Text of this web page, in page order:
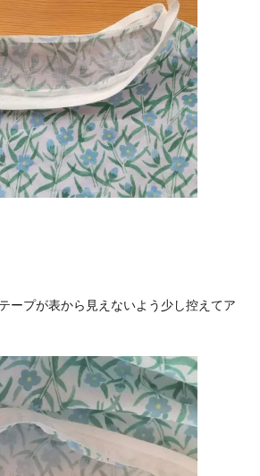
ープが表から見えないよう少し控えてア